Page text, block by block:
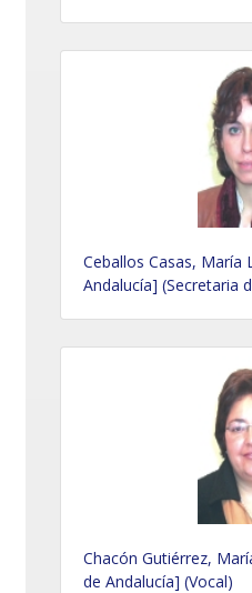
Ceballos Casas, María
Andalucía] (Secretaria
Chacón Gutiérrez,
de Andalucía] (Vocal)